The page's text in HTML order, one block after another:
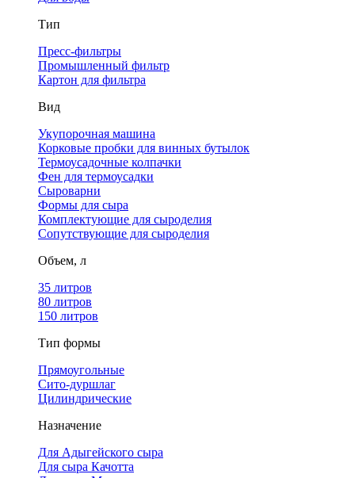
Тип
Пресс-фильтры
Промышленный фильтр
Картон для фильтра
Вид
Укупорочная машина
Корковые пробки для винных бутылок
Термоусадочные колпачки
Фен для термоусадки
Сыроварни
Формы для сыра
Комплектующие для сыроделия
Сопутствующие для сыроделия
Объем, л
35 литров
80 литров
150 литров
Тип формы
Прямоугольные
Сито-дуршлаг
Цилиндрические
Назначение
Для Адыгейского сыра
Для сыра Качотта